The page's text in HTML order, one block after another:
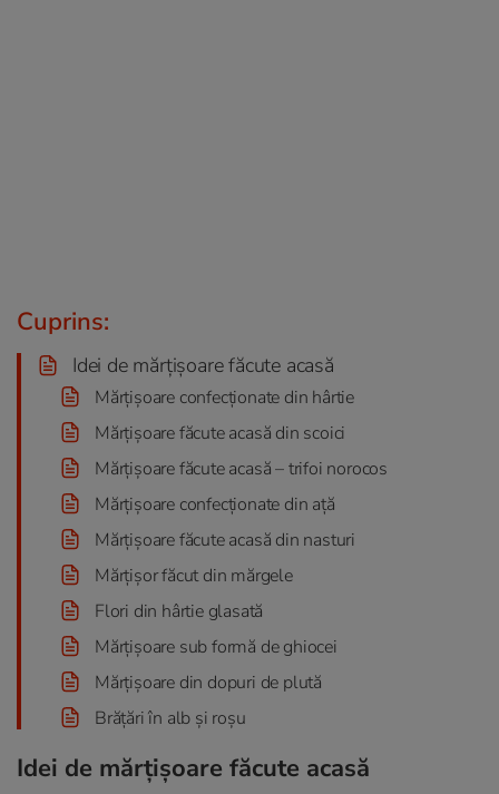
Cuprins:
Idei de mărțișoare făcute acasă
Mărțișoare confecționate din hârtie
Mărțișoare făcute acasă din scoici
Mărțișoare făcute acasă – trifoi norocos
Mărțișoare confecționate din ață
Mărțișoare făcute acasă din nasturi
Mărțișor făcut din mărgele
Flori din hârtie glasată
Mărțișoare sub formă de ghiocei
Mărțișoare din dopuri de plută
Brățări în alb și roșu
Idei de mărțișoare făcute acasă